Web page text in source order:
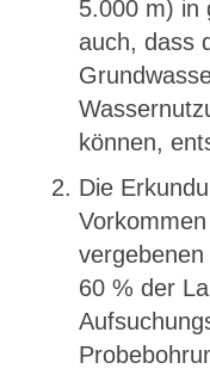
5.000 m) in
auch, dass
können,
Die
60 % der